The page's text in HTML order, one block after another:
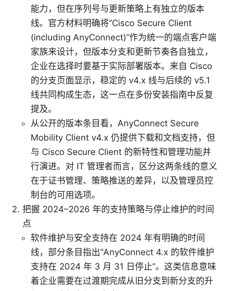
能力，但在序列号与更新策略上有独立的版本
线。官方材料明确将“Cisco Secure Client
(including AnyConnect)”作为统一的端点客户端
家族来设计，但版本分支和更新节奏各自独立，
企业在选择时要基于实际部署版本。来自 Cisco
的分支页面显示，稳定的 v4.x 线与后续的 v5.1
线共同构成生态，这一点在多份安装指南中反复
提及。
从公开的版本条目看，AnyConnect Secure
Mobility Client v4.x 仍提供下载和文档支持，但
与 Cisco Secure Client 的新特性和管理功能并
行演进。对 IT 管理者而言，区分这两条线的意义
在于证书管理、策略推送的差异，以及管理员控
制台的可用选项。
把握 2024–2026 年的支持策略与停止维护的时间
点
软件维护与安全支持在 2024 年有明确的时间
线，部分条目指出“AnyConnect 4.x 的软件维护
支持在 2024 年 3 月 31 日停止”。这类信息意味
着企业需要在过渡期完成从旧分支到新分支的升